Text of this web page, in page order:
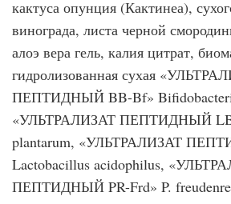
кактуса опунция (Кактинеа),
винограда, листа черной
алоэ вера гель, калия цитрат,
гидролизованная сухая
ПЕПТИДНЫЙ BB-Bf»
«УЛЬТРАЛИЗАТ ПЕПТИДНЫЙ LB-
plantarum, «УЛЬТРАЛИЗАТ
Lactobacillus acidophilus,
ПЕПТИДНЫЙ PR-Frd» P.